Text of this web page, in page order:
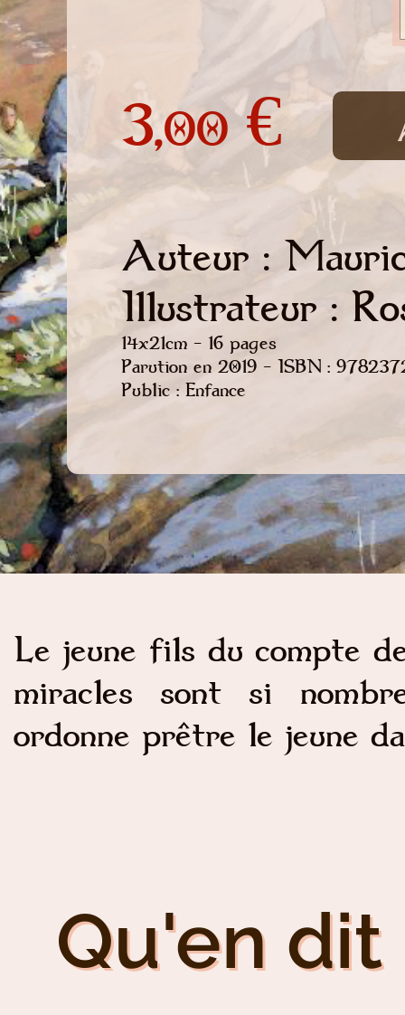
3,00€
Auteur :
Illustrateur :
14x21cm - 16 pages
Parution en 2019 - ISBN :
Public : Enfance
Le jeune fils du compte
miracles sont si
ordonne prêtre le jeune
Qu'en dit